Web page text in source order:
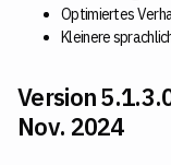
Optimiertes
Kleinere
Version
Nov. 2024